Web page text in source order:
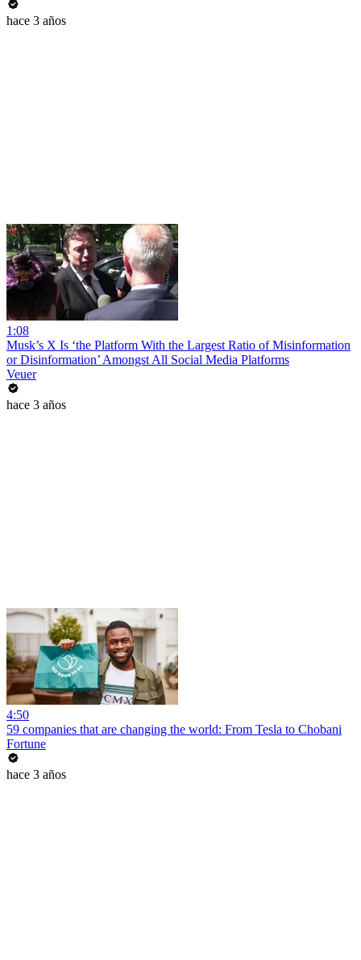
hace 3 años
1:08
Musk’s X Is ‘the Platform With the Largest Ratio of Misinformation
or Disinformation’ Amongst All Social Media Platforms
Veuer
hace 3 años
4:50
59 companies that are changing the world: From Tesla to Chobani
Fortune
hace 3 años